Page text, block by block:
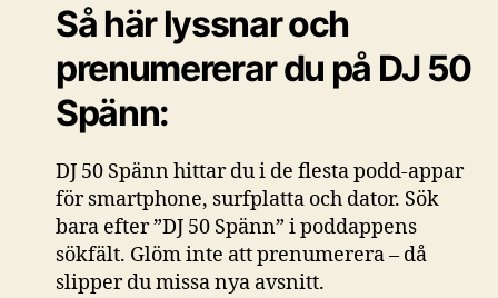
Så här lyssnar och
prenumererar du på DJ 50
Spänn:
DJ 50 Spänn hittar du i de flesta podd-appar
för smartphone, surfplatta och dator. Sök
bara efter ”DJ 50 Spänn” i poddappens
sökfält. Glöm inte att prenumerera – då
slipper du missa nya avsnitt.